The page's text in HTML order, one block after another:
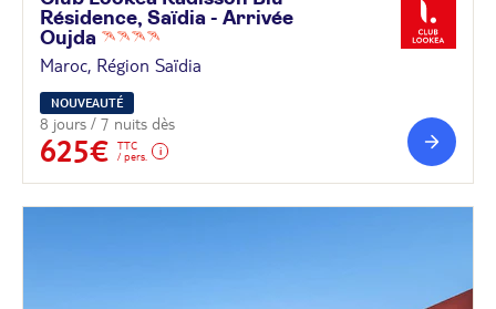
Résidence, Saïdia - Arrivée
Oujda
Maroc, Région Saïdia
NOUVEAUTÉ
8 jours / 7 nuits dès
625€
TTC
/ pers.